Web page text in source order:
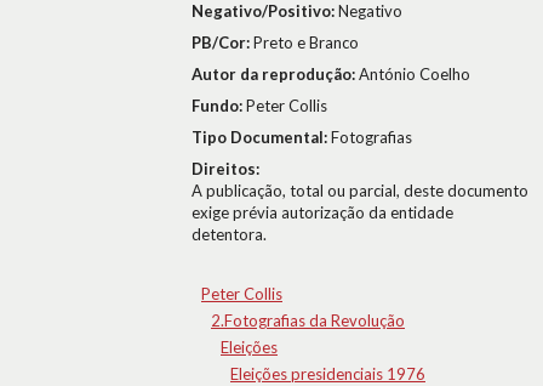
Negativo/Positivo:Negativo
PB/Cor:Preto e Branco
Autor da reprodução:António Coelho
Fundo:Peter Collis
Tipo Documental:Fotografias
Direitos:
A publicação, total ou parcial, deste documento
exige prévia autorização da entidade
detentora.
Peter Collis
2.Fotografias da Revolução
Eleições
Eleições presidenciais 1976